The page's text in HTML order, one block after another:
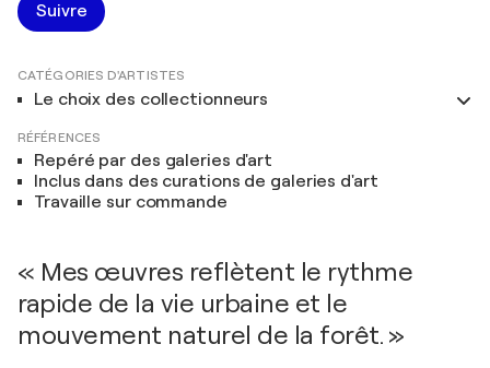
Suivre
CATÉGORIES D'ARTISTES
Le choix des collectionneurs
RÉFÉRENCES
Repéré par des galeries d'art
Inclus dans des curations de galeries d'art
Travaille sur commande
« Mes œuvres reflètent le rythme
rapide de la vie urbaine et le
mouvement naturel de la forêt. »